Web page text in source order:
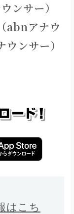
ンサー）
abnアナウ
ンサー）
はこち